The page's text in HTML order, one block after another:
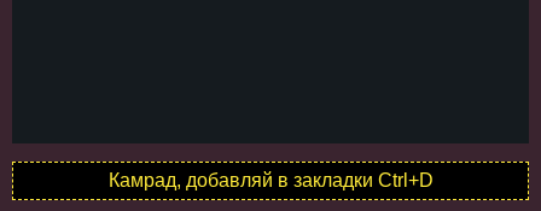
Камрад, добавляй в закладки Ctrl+D